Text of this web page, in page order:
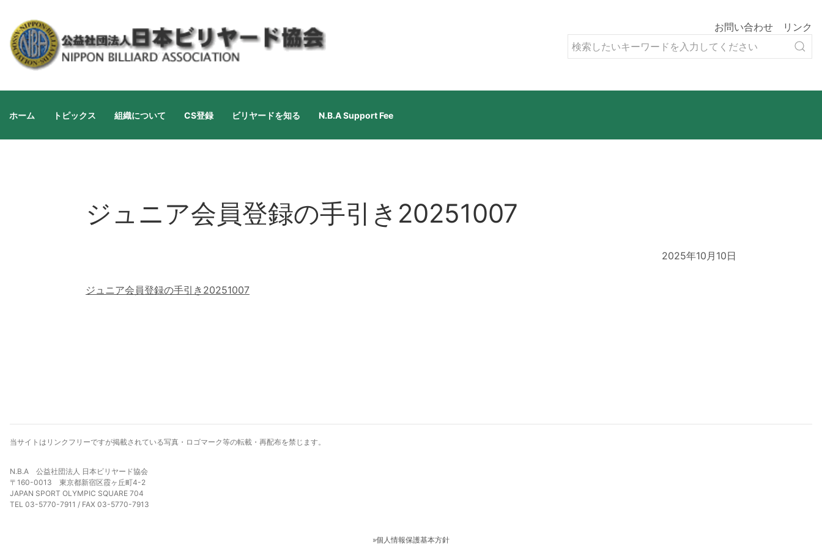
お問い合わせ リンク
ホーム トピックス 組織について CS登録 ビリヤードを知る N.B.A Support Fee
ジュニア会員登録の手引き20251007
2025年10月10日
ジュニア会員登録の手引き20251007
当サイトはリンクフリーですが掲載されている写真・ロゴマーク等の転載・再配布を禁じます。
N.B.A 公益社団法人 日本ビリヤード協会
〒160-0013 東京都新宿区霞ヶ丘町4-2
JAPAN SPORT OLYMPIC SQUARE 704
TEL 03-5770-7911 / FAX 03-5770-7913
»個人情報保護基本方針